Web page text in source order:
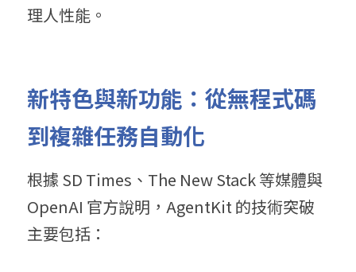
理人性能。
新特色與新功能：從無程式碼
到複雜任務自動化
根據 SD Times、The New Stack 等媒體與
OpenAI 官方說明，AgentKit 的技術突破
主要包括：